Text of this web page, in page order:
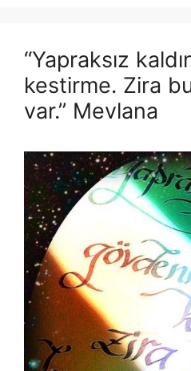
“Yapraksız
kestirme. Zira
var.” Mevlana